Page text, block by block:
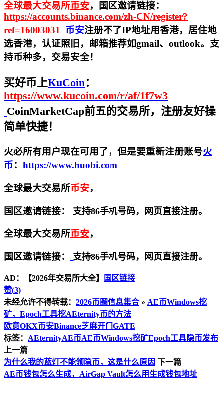
全球最大交易所币安，国区邀请链接：
https://accounts.binance.com/zh-CN/register?
ref=16003031 币安注册不了IP地址用香港，居住地
选香港，认证照旧， 邮箱推荐如gmail、outlook。支
持币种多，交易安全！
买好币上KuCoin：
https://www.kucoin.com/r/af/1f7w3
CoinMarketCap前五的交易所，注册友好操
简单快捷！
火必所有用户现在可用了，但是要重新注册账号火
币： https://www.huobi.com
全球最大交易所币安，
国区邀请链接： 支持86手机号码，网页直接注册。
全球最大交易所币安，
国区邀请链接： 支持86手机号码，网页直接注册。
AD： 【2026年交易所大全】
国区链接
赞(3)
未经允许不得转载： 2026币圈信息集合 » AE币Windows挖
矿，Epoch工具挖AEternity币的方法
欧意OKX币安Binance芝麻开门GATE
标签： AEternityAE币AE币Windows挖矿Epoch工具隐币发布
上一篇
为什么我的蓝灯不能领隐币，这是什么原因 下一篇
AE币钱包怎么生成，AirGap Vault怎么用生成钱包地址